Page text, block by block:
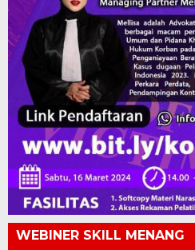
WEBINER SKILL MENANG